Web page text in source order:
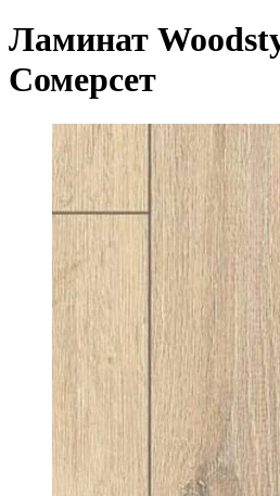
Ламинат
Сомерсет